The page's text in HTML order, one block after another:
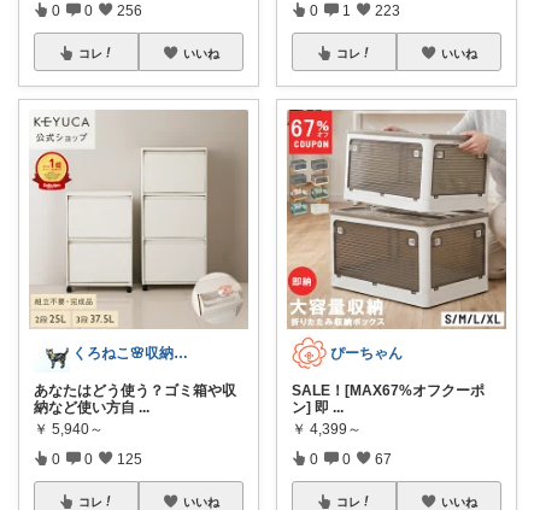
0 0 256
コレ いいね
くろねこ🌸収納＆キッチン整理
あなたはどう使う？ゴミ箱や収
納など使い方自 ...
￥ 5,940～
0 0 125
コレ いいね
0 1 223
コレ いいね
ぴーちゃん
SALE！[MAX67%オフクーポ
ン] 即 ...
￥ 4,399～
0 0 67
コレ いいね